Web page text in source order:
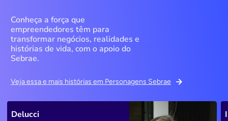
Conheça a força que
empreendedores têm para
transformar negócios, realidades e
histórias de vida, com o apoio do
Sebrae.
Veja essa e mais histórias em Personagens Sebrae
Delucci